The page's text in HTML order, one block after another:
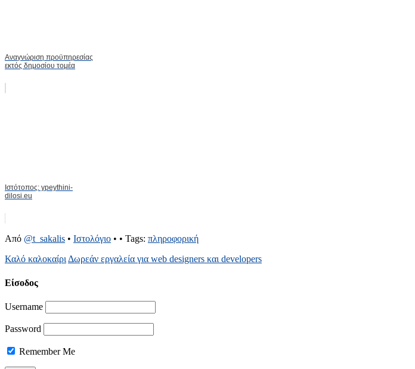
Αναγνώριση προϋπηρεσίας
εκτός δημοσίου τομέα
Ιστότοπος: ypeythini-
dilosi.eu
Από @t_sakalis • Ιστολόγιο • • Tags: πληροφορική
Καλό καλοκαίριΔωρεάν εργαλεία για web designers και developers
Είσοδος
Username
Password
Remember Me